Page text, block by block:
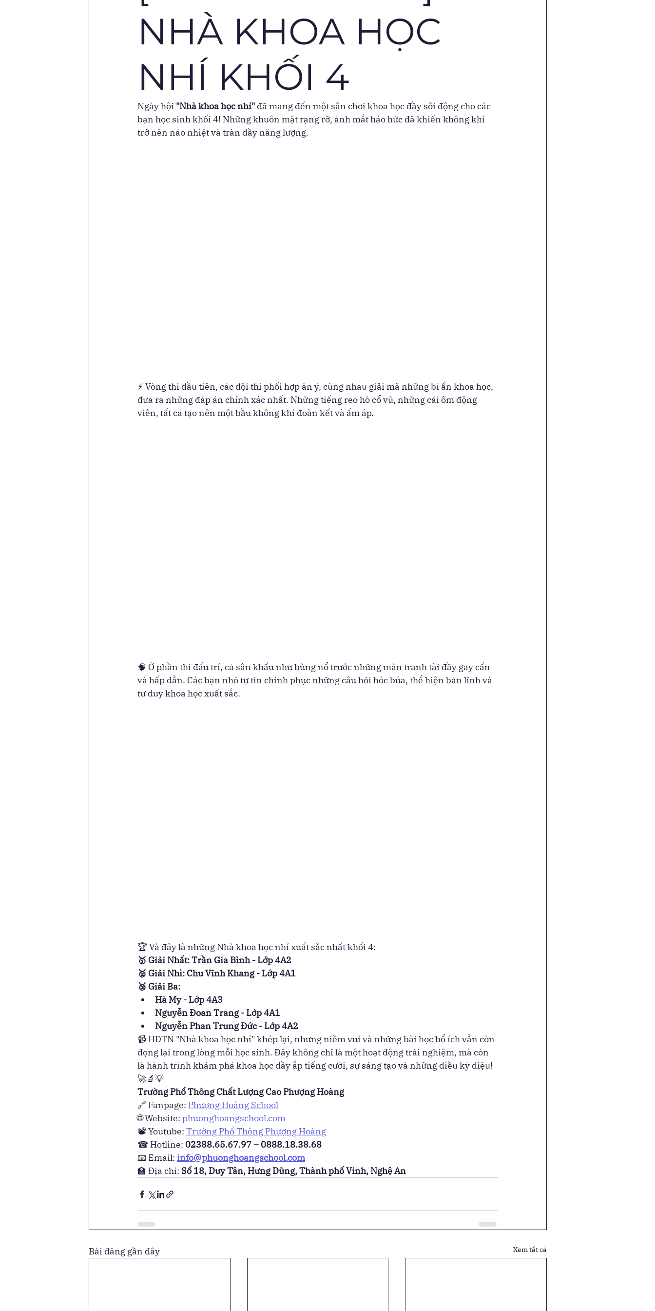
NHÀ KHOA HỌC
NHÍ KHỐI 4
Ngày hội "Nhà khoa học nhí" đã mang đến một sân chơi khoa học đầy sôi động cho các
bạn học sinh khối 4! Những khuôn mặt rạng rỡ, ánh mắt háo hức đã khiến không khí
trở nên náo nhiệt và tràn đầy năng lượng.
⚡ Vòng thi đầu tiên, các đội thi phối hợp ăn ý, cùng nhau giải mã những bí ẩn khoa học,
đưa ra những đáp án chính xác nhất. Những tiếng reo hò cổ vũ, những cái ôm động
viên, tất cả tạo nên một bầu không khí đoàn kết và ấm áp.
🧠 Ở phần thi đấu trí, cả sân khấu như bùng nổ trước những màn tranh tài đầy gay cấn
và hấp dẫn. Các bạn nhỏ tự tin chinh phục những câu hỏi hóc búa, thể hiện bản lĩnh và
tư duy khoa học xuất sắc.
🏆 Và đây là những Nhà khoa học nhí xuất sắc nhất khối 4:
🥇 Giải Nhất: Trần Gia Bình - Lớp 4A2
🥈 Giải Nhì: Chu Vĩnh Khang - Lớp 4A1
🥉 Giải Ba:
Hà My - Lớp 4A3
Nguyễn Đoan Trang - Lớp 4A1
Nguyễn Phan Trung Đức - Lớp 4A2
📹 HĐTN "Nhà khoa học nhí" khép lại, nhưng niềm vui và những bài học bổ ích vẫn còn
đọng lại trong lòng mỗi học sinh. Đây không chỉ là một hoạt động trải nghiệm, mà còn
là hành trình khám phá khoa học đầy ắp tiếng cười, sự sáng tạo và những điều kỳ diệu!
🚀🔬💡
Trường Phổ Thông Chất Lượng Cao Phượng Hoàng
🔗 Fanpage: Phượng Hoàng School
🌐 Website: phuonghoangschool.com
📽 Youtube: Trường Phổ Thông Phượng Hoàng
☎ Hotline: 02388.65.67.97 – 0888.18.38.68
📧 Email: info@phuonghoangschool.com
🏫 Địa chỉ: Số 18, Duy Tân, Hưng Dũng, Thành phố Vinh, Nghệ An
Bài đăng gần đây Xem tất cả